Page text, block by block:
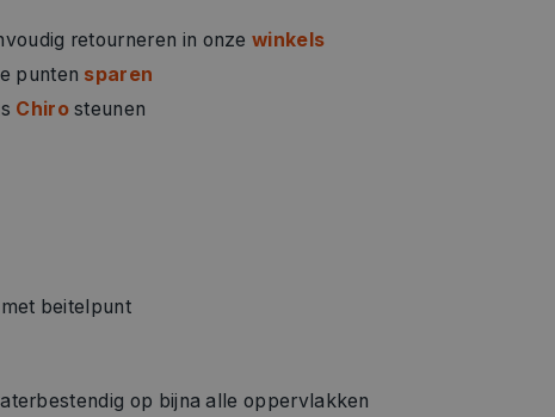
retourneren in onzewinkels
punten sparen
Chirosteunen
beitelpunt
op bijna alle oppervlakken